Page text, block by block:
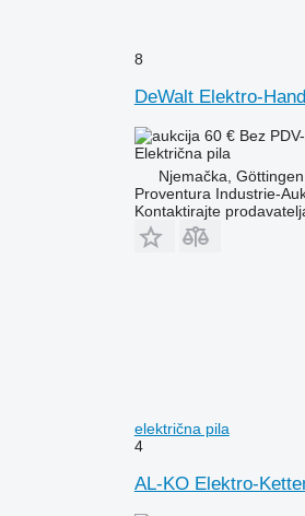
8
DeWalt Elektro-
60 € Bez
Električna pila
Njemačka, Göttingen
Proventura Industrie-
Kontaktirajte
električna pila
4
AL-KO Elektro-